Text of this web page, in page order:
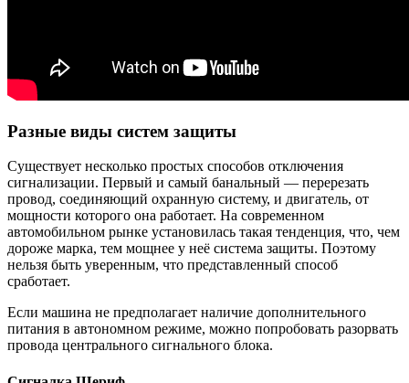
Разные виды систем защиты
Существует несколько простых способов отключения
сигнализации. Первый и самый банальный — перерезать
провод, соединяющий охранную систему, и двигатель, от
мощности которого она работает. На современном
автомобильном рынке установилась такая тенденция, что, чем
дороже марка, тем мощнее у неё система защиты. Поэтому
нельзя быть уверенным, что представленный способ
сработает.
Если машина не предполагает наличие дополнительного
питания в автономном режиме, можно попробовать разорвать
провода центрального сигнального блока.